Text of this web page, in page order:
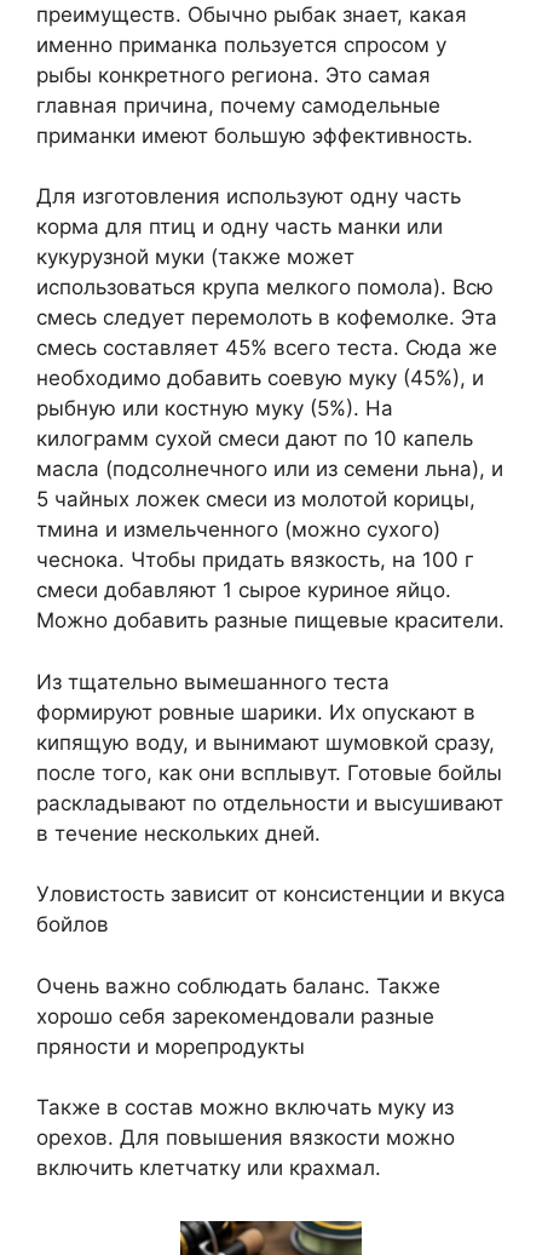
преимуществ. Обычно рыбак знает, какая
именно приманка пользуется спросом у
рыбы конкретного региона. Это самая
главная причина, почему самодельные
приманки имеют большую эффективность.
Для изготовления используют одну часть
корма для птиц и одну часть манки или
кукурузной муки (также может
использоваться крупа мелкого помола). Всю
смесь следует перемолоть в кофемолке. Эта
смесь составляет 45% всего теста. Сюда же
необходимо добавить соевую муку (45%), и
рыбную или костную муку (5%). На
килограмм сухой смеси дают по 10 капель
масла (подсолнечного или из семени льна), и
5 чайных ложек смеси из молотой корицы,
тмина и измельченного (можно сухого)
чеснока. Чтобы придать вязкость, на 100 г
смеси добавляют 1 сырое куриное яйцо.
Можно добавить разные пищевые красители.
Из тщательно вымешанного теста
формируют ровные шарики. Их опускают в
кипящую воду, и вынимают шумовкой сразу,
после того, как они всплывут. Готовые бойлы
раскладывают по отдельности и высушивают
в течение нескольких дней.
Уловистость зависит от консистенции и вкуса
бойлов
Очень важно соблюдать баланс. Также
хорошо себя зарекомендовали разные
пряности и морепродукты
Также в состав можно включать муку из
орехов. Для повышения вязкости можно
включить клетчатку или крахмал.